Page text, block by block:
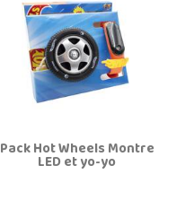
Pack Hot Wheels Montre
LED et yo-yo